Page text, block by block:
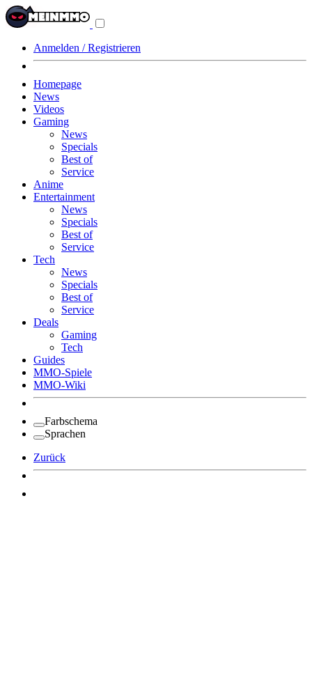
Anmelden / Registrieren
Homepage
News
Videos
Gaming
News
Specials
Best of
Service
Anime
Entertainment
News
Specials
Best of
Service
Tech
News
Specials
Best of
Service
Deals
Gaming
Tech
Guides
MMO-Spiele
MMO-Wiki
Farbschema
Sprachen
Zurück